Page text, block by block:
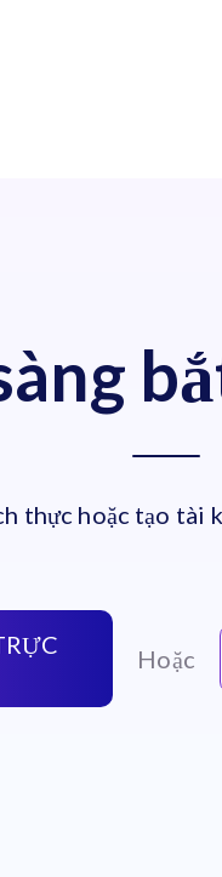
thực hoặc tạo tài
Hoặc